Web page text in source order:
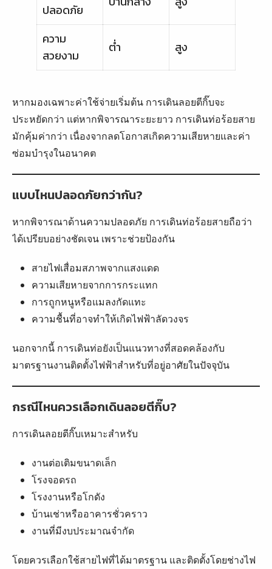
ปลอดภัย
ความ
สวยงาม
ต่ำ สูง
หากมองเฉพาะค่าใช้จ่ายเริ่มต้น การเดินลอยตีกิ๊บจะ
ประหยัดกว่า แต่หากพิจารณาระยะยาว การเดินท่อร้อยสาย
มักคุ้มค่ากว่า เนื่องจากลดโอกาสเกิดความเสียหายและค่า
ซ่อมบำรุงในอนาคต
แบบไหนปลอดภัยกว่ากัน?
หากพิจารณาด้านความปลอดภัย การเดินท่อร้อยสายถือว่า
ได้เปรียบอย่างชัดเจน เพราะช่วยป้องกัน
สายไฟเสื่อมสภาพจากแสงแดด
ความเสียหายจากการกระแทก
การถูกหนูหรือแมลงกัดแทะ
ความชื้นที่อาจทำให้เกิดไฟฟ้าลัดวงจร
นอกจากนี้ การเดินท่อยังเป็นแนวทางที่สอดคล้องกับ
มาตรฐานงานติดตั้งไฟฟ้าสำหรับที่อยู่อาศัยในปัจจุบัน
กรณีไหนควรเลือกเดินลอยตีกิ๊บ?
การเดินลอยตีกิ๊บเหมาะสำหรับ
งานต่อเติมขนาดเล็ก
โรงจอดรถ
โรงงานหรือโกดัง
บ้านเช่าหรืออาคารชั่วคราว
งานที่มีงบประมาณจำกัด
โดยควรเลือกใช้สายไฟที่ได้มาตรฐาน และติดตั้งโดยช่างไฟ